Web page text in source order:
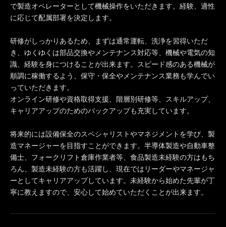
で製造オペレーターとして機械操作をいただきます。経験、適性
に応じて配属部署を決定します。
研修がしっかりあるため、まずは通常運転、洗浄を習得いただ
き、ゆくゆくは部品交換やメンテナンス対応等、機械や電気の知
識、経験を身につけることが出来ます。スピード感のある機械が
順調に稼働するよう、保守・保全やメンテナンス業務も学んでい
っていただきます。
オンライン研修や資格取得支援、階層別研修等、スキルアップ、
キャリアアップのためのバックアップも充実しています。
将来的には設備保全のスペシャリストやマネジメントを学び、製
造マネージャーを目指すことができます。半導体製造や自動車整
備士、フォークリフト倉庫作業者等、食品製造未経験の方はもち
ろん、製造未経験の方も活躍し、現在ではリーダーやマネージャ
ーとしてキャリアアップしています。未経験から始めた先輩が丁
寧に教えますので、安心して始めていただくことが出来ます。